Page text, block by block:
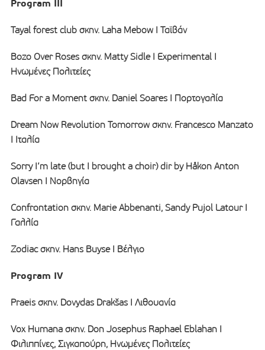
Program III
Tayal forest club σκην. Laha Mebow I Ταϊβάν
Bozo Over Roses σκην. Matty Sidle I Experimental I
Ηνωμένες Πολιτείες
Bad For a Moment σκην. Daniel Soares I Πορτογαλία
Dream Now Revolution Tomorrow σκην. Francesco Manzato
I Ιταλία
Sorry I’m late (but I brought a choir) dir by Håkon Anton
Olavsen Ι Νορβηγία
Confrontation σκην. Marie Abbenanti, Sandy Pujol Latour I
Γαλλία
Zodiac σκην. Hans Buyse I Βέλγιο
Program IV
Praeis σκην. Dovydas Drakšas I Λιθουανία
Vox Humana σκην. Don Josephus Raphael Eblahan I
Φιλιππίνες, Σιγκαπούρη, Ηνωμένες Πολιτείες